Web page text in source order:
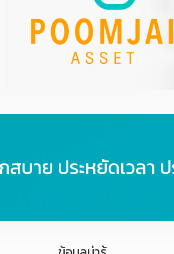
สบาย ประหยัดเวลา